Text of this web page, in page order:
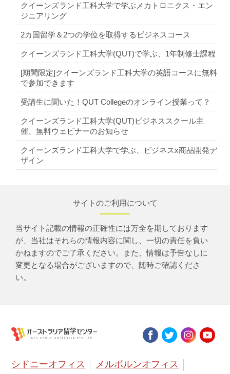
クイーンズランド工科大学で学ぶメカトロニクス・エン
ジニアリング
2カ国留学＆2つの学位を取得するビジネスコース
クイーンズランド工科大学(QUT)で学ぶ、1年制修士課程
[期間限定]クイーンズランド工科大学の英語コースに無料
で参加できます
受講生に聞いた！QUT Collegeのオンライン授業って？
クイーンズランド工科大学(QUT)ビジネススクール主
催、無料ウェビナーのお知らせ
クイーンズランド工科大学で学ぶ、ビジネスx商品開発デ
ザイン
サイトのご利用について
当サイト記載の情報の正確性には万全を期しております
が、当社はそれらの情報内容に関し、一切の責任を負い
かねますのでご了承ください。また、情報は予告なしに
変更となる場合がございますので、随時ご確認くださ
い。
シドニーオフィス メルボルンオフィス